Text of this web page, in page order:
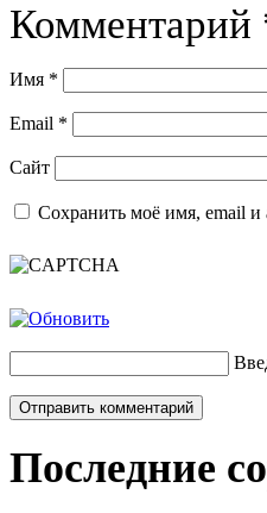
Комментарий
Имя *
Email *
Сайт
Сохранить моё имя, email и
Последние